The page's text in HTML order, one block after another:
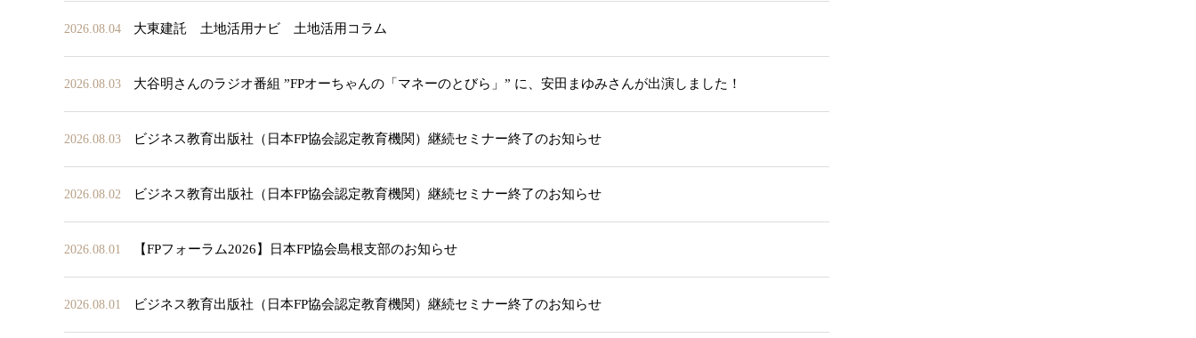
2026.08.04 大東建託 土地活用ナビ 土地活用コラム
2026.08.03 大谷明さんのラジオ番組 ”FPオーちゃんの「マネーのとびら」” に、安田まゆみさんが出演しました！
2026.08.03 ビジネス教育出版社（日本FP協会認定教育機関）継続セミナー終了のお知らせ
2026.08.02 ビジネス教育出版社（日本FP協会認定教育機関）継続セミナー終了のお知らせ
2026.08.01 【FPフォーラム2026】日本FP協会島根支部のお知らせ
2026.08.01 ビジネス教育出版社（日本FP協会認定教育機関）継続セミナー終了のお知らせ